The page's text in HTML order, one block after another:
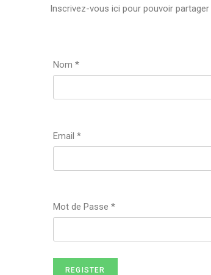
Inscrivez-vous ici pour pouvoir
Nom *
Email *
Mot de Passe *
REGISTER